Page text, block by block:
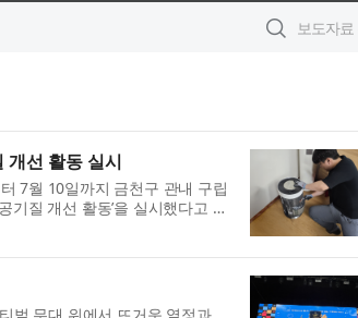
개선 활동 실시
7월 10일까지 금천구 관내 구립
기질 개선 활동’을 실시했다고 밝
높아짐에 따라 경로당을 ...